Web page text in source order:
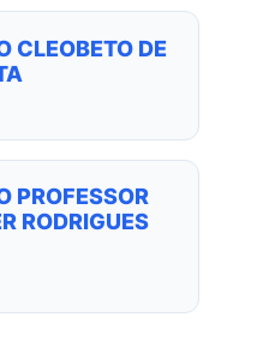
CLEOBETO DE
PROFESSOR
RODRIGUES